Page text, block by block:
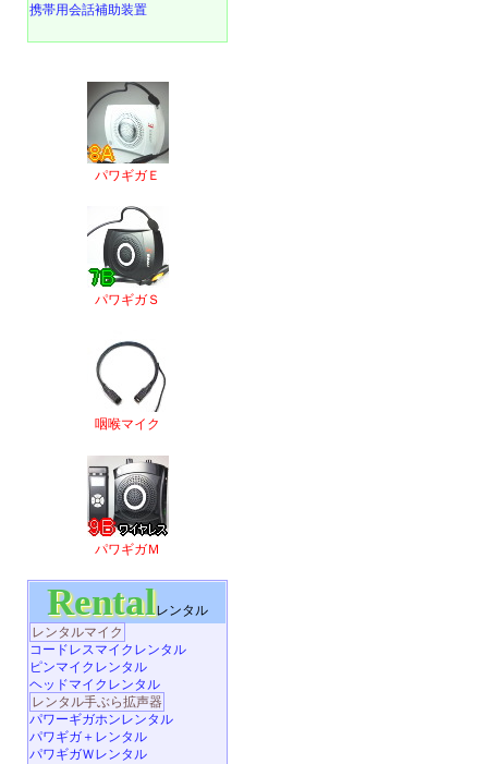
携帯用会話補助装置
パワギガＥ
パワギガＳ
咽喉マイク
パワギガＭ
Rentalレンタル
レンタルマイク
コードレスマイクレンタル
ピンマイクレンタル
ヘッドマイクレンタル
レンタル手ぶら拡声器
パワーギガホンレンタル
パワギガ＋レンタル
パワギガＷレンタル